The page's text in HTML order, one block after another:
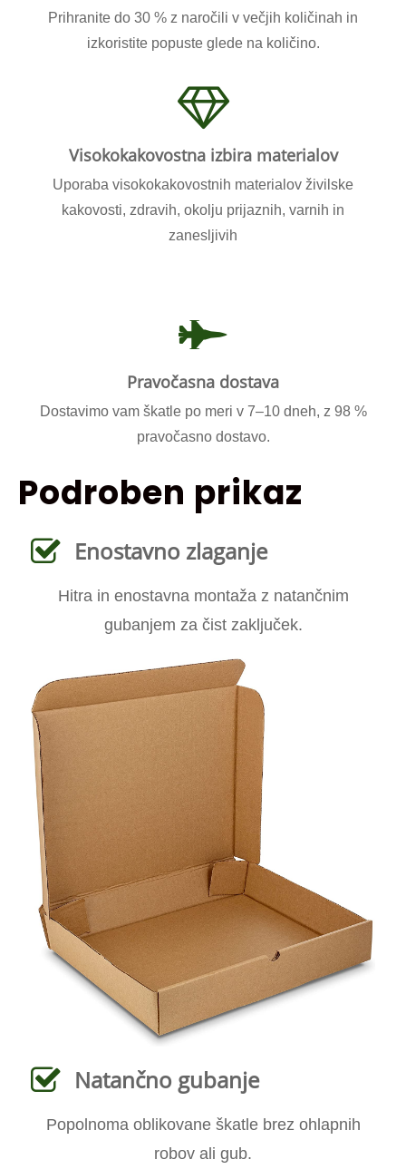
Prihranite do 30 % z naročili v večjih količinah in
izkoristite popuste glede na količino.
Visokokakovostna izbira materialov
Uporaba visokokakovostnih materialov živilske
kakovosti, zdravih, okolju prijaznih, varnih in
zanesljivih
Pravočasna dostava
Dostavimo vam škatle po meri v 7–10 dneh, z 98 %
pravočasno dostavo.
Podroben prikaz
Enostavno zlaganje
Hitra in enostavna montaža z natančnim
gubanjem za čist zaključek.
Natančno gubanje
Popolnoma oblikovane škatle brez ohlapnih
robov ali gub.